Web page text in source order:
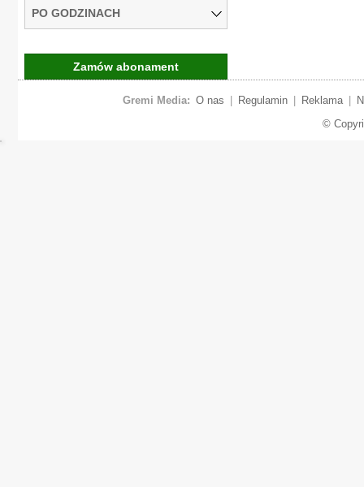
PO GODZINACH
Zamów abonament
Gremi Media: O nas Regulamin Reklama
©